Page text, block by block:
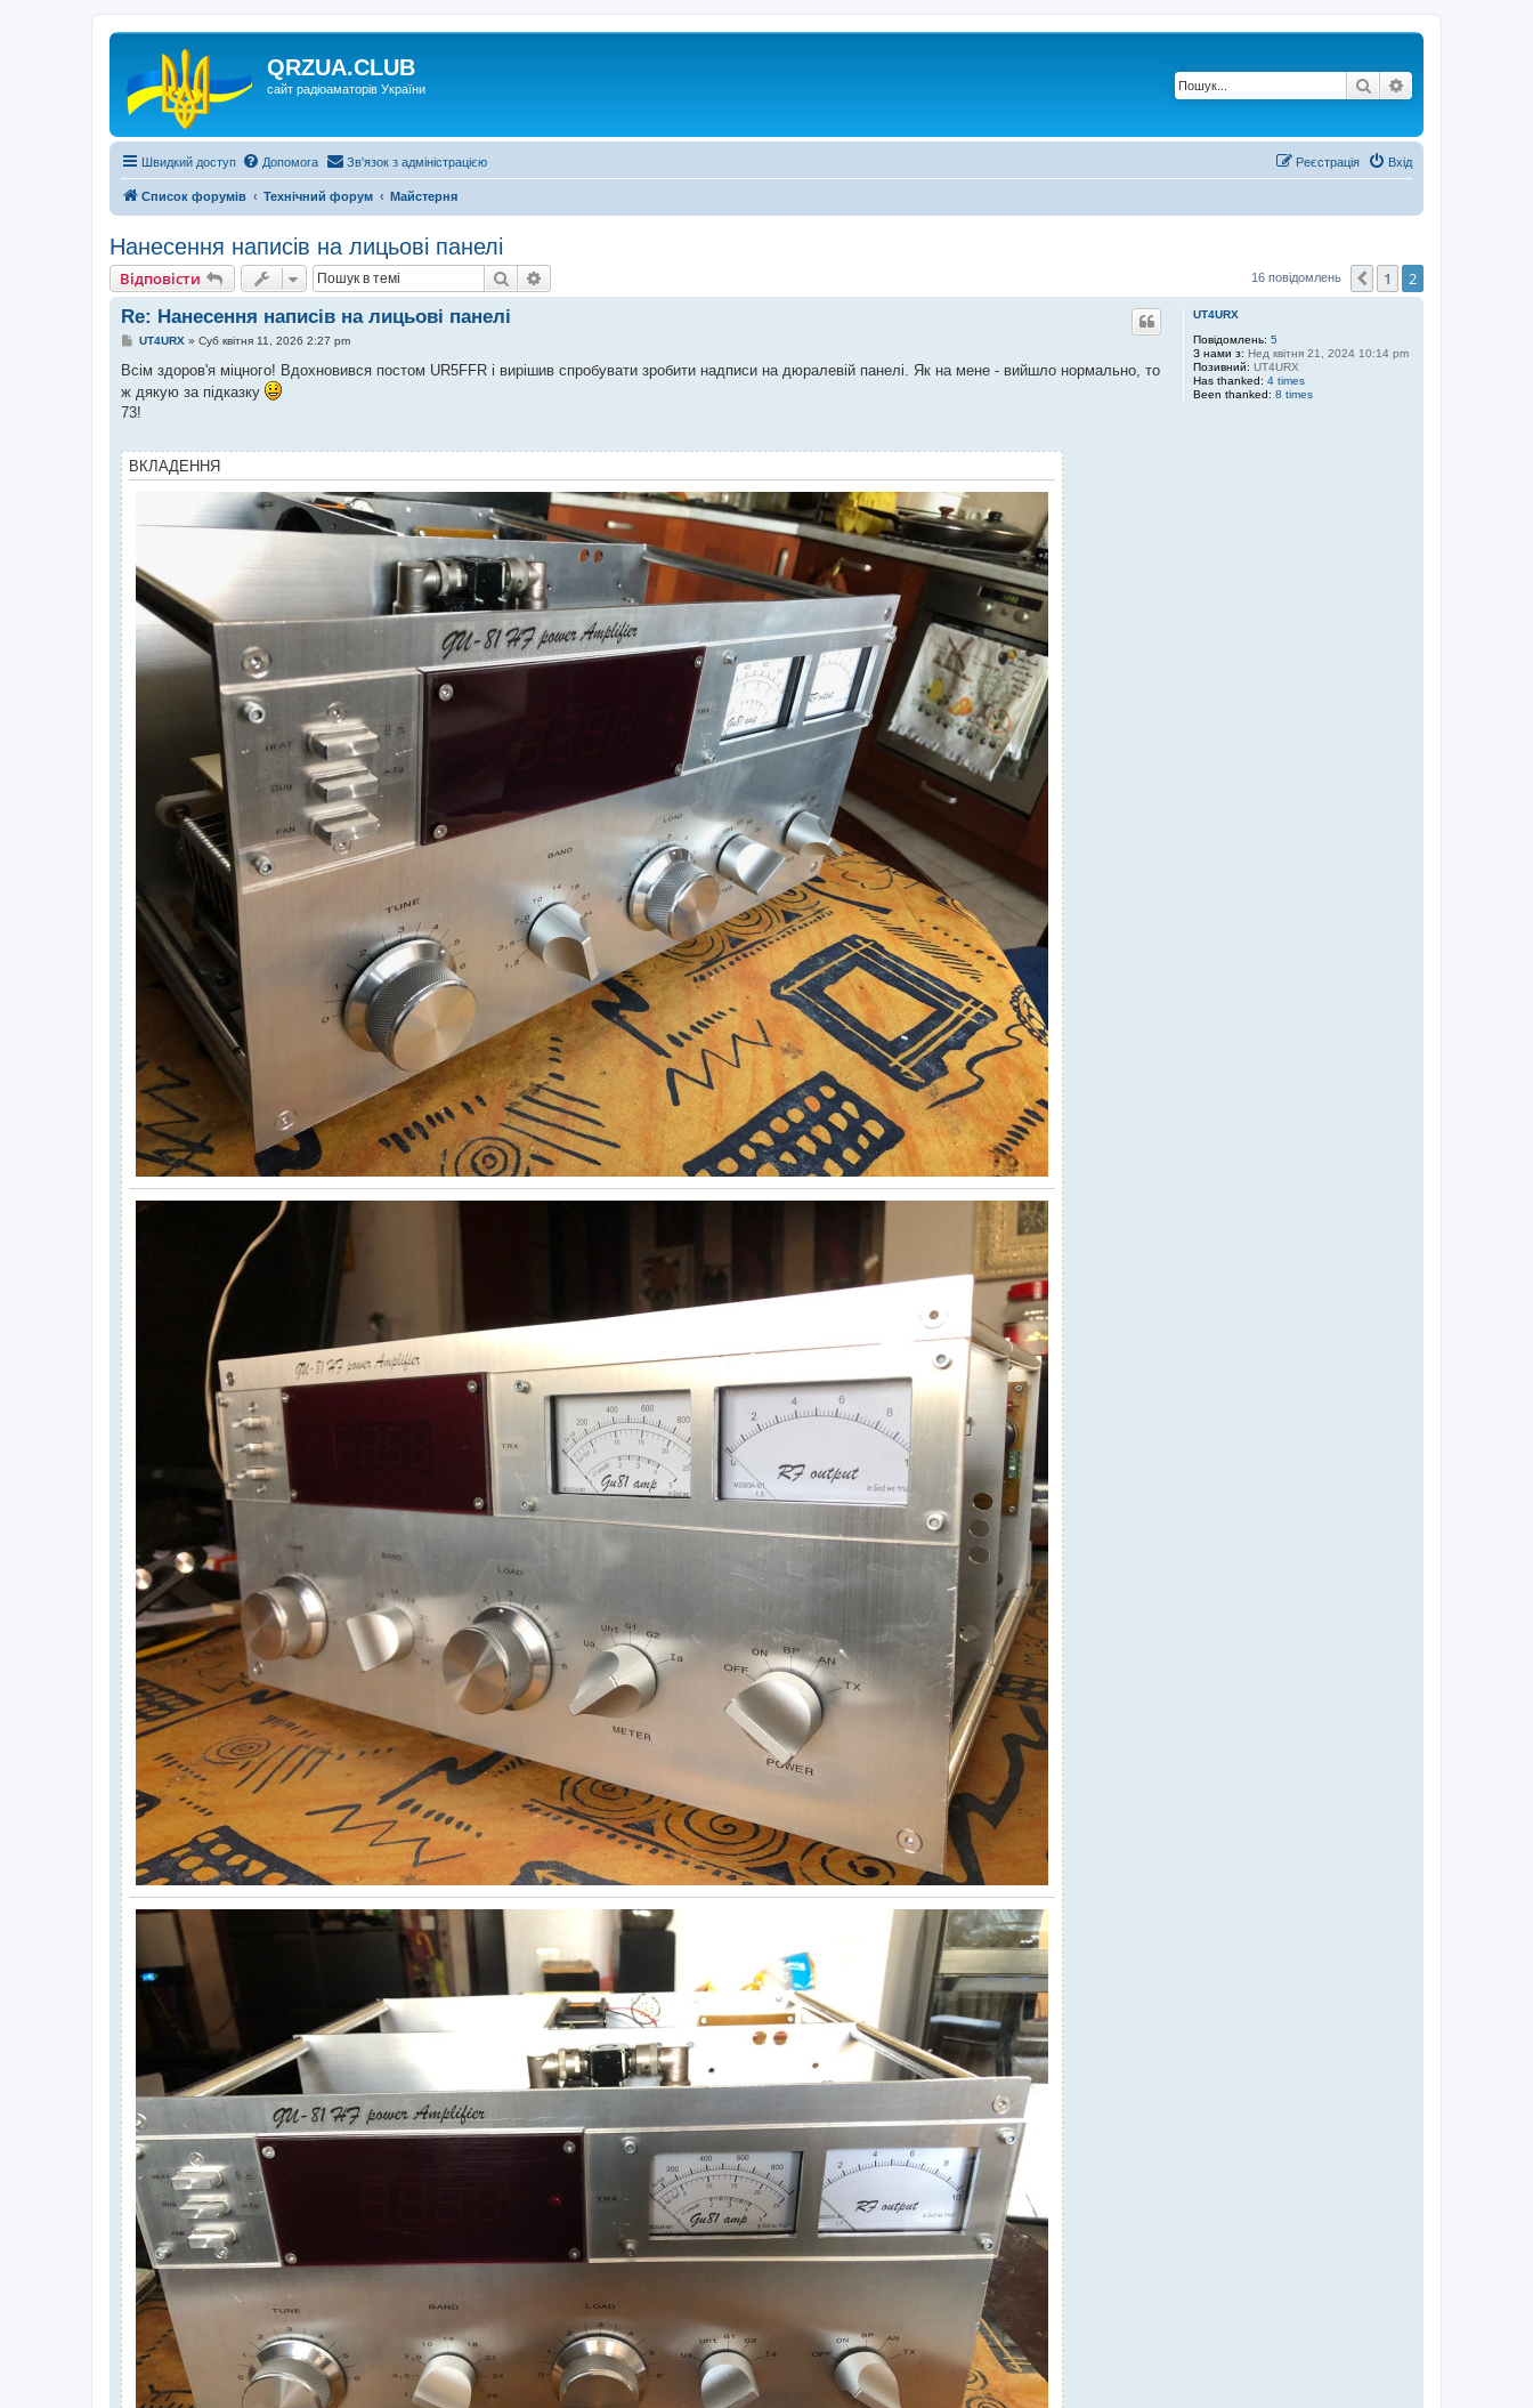
QRZUA.CLUB
сайт радіоаматорів України Пошук
Швидкий доступ Допомога Зв'язок з адміністрацією Вхід
Реєстрація
Список форумів Технічний форум Майстерня
Нанесення написів на лицьові панелі
Відповісти Пошук 16 повідомлень Поперед.
1 2
UT4URX
Повідомлень: 5
З нами з: Нед квітня 21, 2024 10:14 pm
Позивний: UT4URX
Has thanked: 4 times
Been thanked: 8 times
Re: Нанесення написів на лицьові панелі
П
в
д
о
м
е
н
UT4URX» Суб квітня 11, 2026 2:27 pm
Всім здоров'я міцного! Вдохновився постом UR5FFR і вирішив спробувати зробити надписи на дюралевій панелі. Як на мене - вийшло нормально, то
ж дякую за підказку
73!
ВКЛАДЕННЯ